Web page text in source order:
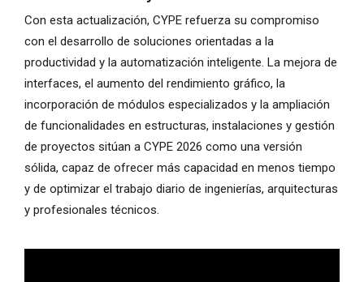
Con esta actualización, CYPE refuerza su compromiso
con el desarrollo de soluciones orientadas a la
productividad y la automatización inteligente. La mejora de
interfaces, el aumento del rendimiento gráfico, la
incorporación de módulos especializados y la ampliación
de funcionalidades en estructuras, instalaciones y gestión
de proyectos sitúan a CYPE 2026 como una versión
sólida, capaz de ofrecer más capacidad en menos tiempo
y de optimizar el trabajo diario de ingenierías, arquitecturas
y profesionales técnicos.